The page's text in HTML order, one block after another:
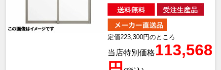
定価223,300円のところ
当店特別価格113,568